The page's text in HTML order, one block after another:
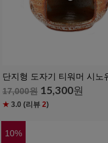
단지형 도자기 티워머 시노
17,000원 15,300원
★ 3.0 (리뷰 2)
10%